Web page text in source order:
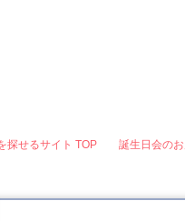
探せるサイト TOP 誕生日会の